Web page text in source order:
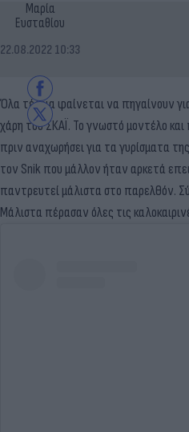
Μαρία
Ευσταθίου
22.08.2022 10:33
Όλα τέλεια φαίνεται να πηγαίνουν
χάρη του ΣΚΑΪ. Το γνωστό μοντέλο
πριν αναχωρήσει για τα γυρίσματα
τον Snik που μάλλον ήταν αρκετά
παντρευτεί μάλιστα στο παρελθόν.
Μάλιστα πέρασαν όλες τις